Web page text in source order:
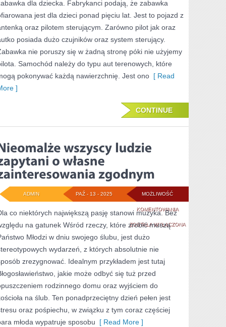
PEWNOŚCIĄ
NADZWYCZAJ
dla dziecka. Fabrykanci podają, że zabawka
jest dla dzieci ponad pięciu lat. Jest to pojazd z
oraz pilotem sterującym. Zarówno pilot jak oraz
posiada dużo czujników oraz system sterujący.
nie poruszy się w żadną stronę póki nie użyjemy
Samochód należy do typu aut terenowych, które
pokonywać każdą nawierzchnię. Jest ono [ Read
]
CONTINUE
MOŻLIWOŚĆ
KOMENTOWANIANIEOMALŻE
WSZYSCY
LUDZIE
ZAPYTANI
WŁASNE
ZGODNYM
ZOSTAŁA WYŁĄCZONA
PAŹ - 13 - 2025
ADMIN
co niektórych największą pasję stanowi muzyka. Bez
na gatunek Wśród rzeczy, które zrobić muszą
Młodzi w dniu swojego ślubu, jest dużo
wydarzeń, z których absolutnie nie
zrezygnować. Idealnym przykładem jest tutaj
jakie może odbyć się tuż przed
rodzinnego domu oraz wyjściem do
na ślub. Ten ponadprzeciętny dzień pełen jest
oraz pośpiechu, w związku z tym coraz częściej
młoda wypatruje sposobu [ Read More ]